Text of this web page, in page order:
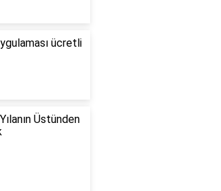
ücretli
Üstünden